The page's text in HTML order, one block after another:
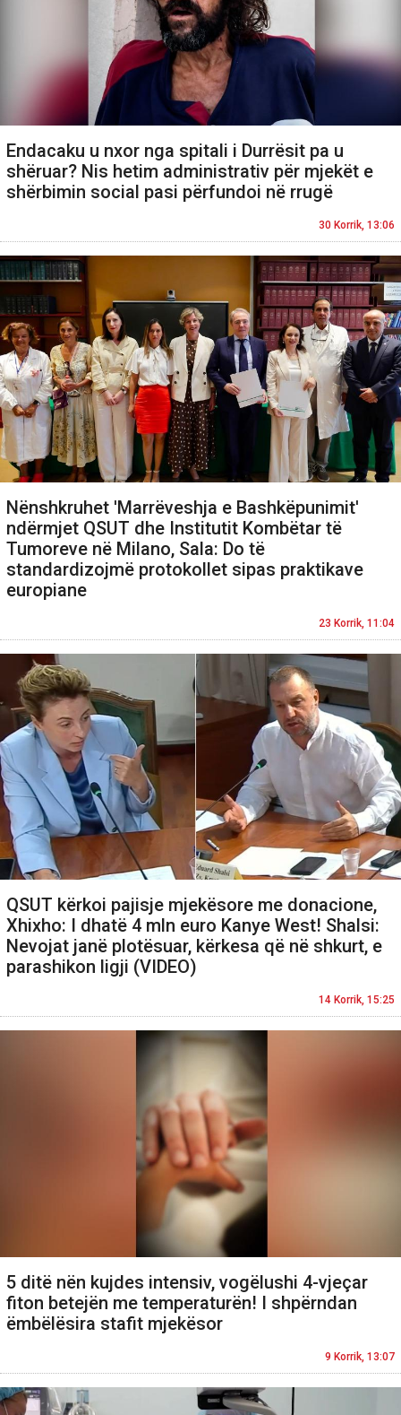
Endacaku u nxor nga spitali i Durrësit pa u
shëruar? Nis hetim administrativ për mjekët e
shërbimin social pasi përfundoi në rrugë
30 Korrik, 13:06
Nënshkruhet 'Marrëveshja e Bashkëpunimit'
ndërmjet QSUT dhe Institutit Kombëtar të
Tumoreve në Milano, Sala: Do të
standardizojmë protokollet sipas praktikave
europiane
23 Korrik, 11:04
QSUT kërkoi pajisje mjekësore me donacione,
Xhixho: I dhatë 4 mln euro Kanye West! Shalsi:
Nevojat janë plotësuar, kërkesa që në shkurt, e
parashikon ligji (VIDEO)
14 Korrik, 15:25
5 ditë nën kujdes intensiv, vogëlushi 4-vjeçar
fiton betejën me temperaturën! I shpërndan
ëmbëlësira stafit mjekësor
9 Korrik, 13:07